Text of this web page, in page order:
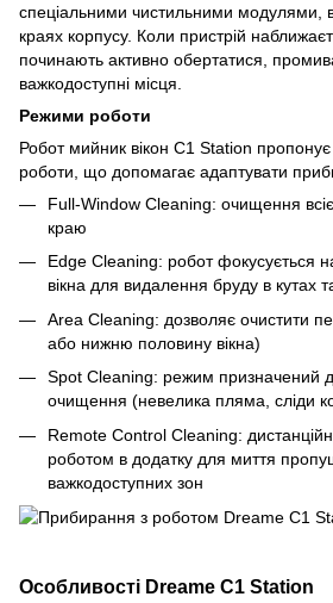
спеціальними чистильними модулями,
краях корпусу. Коли пристрій
починають активно обертатися,
важкодоступні місця.
Режими роботи
Робот мийник вікон C1 Station пропонує
роботи, що допомагає адаптувати
Full-Window Cleaning: очищення
краю
Edge Cleaning: робот фокусується
вікна для видалення бруду в кутах
Area Cleaning: дозволяє очистити
або нижню половину вікна)
Spot Cleaning: режим призначений
очищення (невелика пляма, сліди
Remote Control Cleaning:
роботом в додатку для миття
важкодоступних зон
Особливості Dreame C1 Station